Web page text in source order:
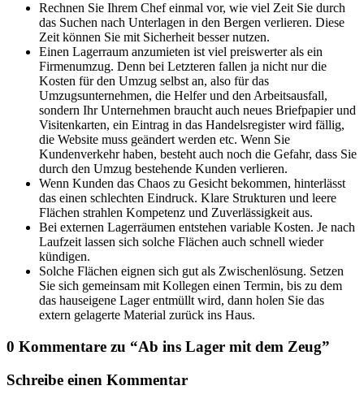
Rechnen Sie Ihrem Chef einmal vor, wie viel Zeit Sie durch
das Suchen nach Unterlagen in den Bergen verlieren. Diese
Zeit können Sie mit Sicherheit besser nutzen.
Einen Lagerraum anzumieten ist viel preiswerter als ein
Firmenumzug. Denn bei Letzteren fallen ja nicht nur die
Kosten für den Umzug selbst an, also für das
Umzugsunternehmen, die Helfer und den Arbeitsausfall,
sondern Ihr Unternehmen braucht auch neues Briefpapier und
Visitenkarten, ein Eintrag in das Handelsregister wird fällig,
die Website muss geändert werden etc. Wenn Sie
Kundenverkehr haben, besteht auch noch die Gefahr, dass Sie
durch den Umzug bestehende Kunden verlieren.
Wenn Kunden das Chaos zu Gesicht bekommen, hinterlässt
das einen schlechten Eindruck. Klare Strukturen und leere
Flächen strahlen Kompetenz und Zuverlässigkeit aus.
Bei externen Lagerräumen entstehen variable Kosten. Je nach
Laufzeit lassen sich solche Flächen auch schnell wieder
kündigen.
Solche Flächen eignen sich gut als Zwischenlösung. Setzen
Sie sich gemeinsam mit Kollegen einen Termin, bis zu dem
das hauseigene Lager entmüllt wird, dann holen Sie das
extern gelagerte Material zurück ins Haus.
0 Kommentare zu “Ab ins Lager mit dem Zeug”
Schreibe einen Kommentar